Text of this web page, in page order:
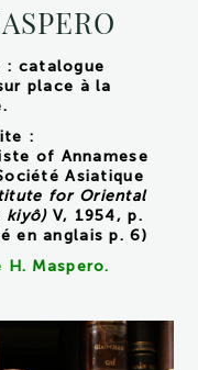
: catalogue
place à la
:
of Annamese
Asiatique
for Oriental
kiyô)V, 1954, p.
en anglais p. 6)
H. Maspero.